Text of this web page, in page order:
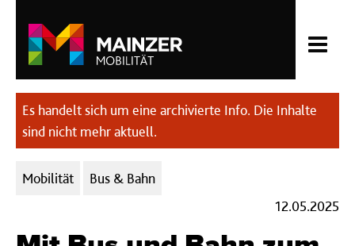
Es handelt sich um eine archivierte Info. Die Inhalte
sind nicht mehr aktuell.
Kategorien:
Mobilität
Bus & Bahn
12.05.2025